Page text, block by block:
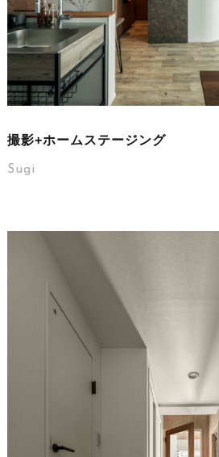
撮影+ホームステージング
Sugi